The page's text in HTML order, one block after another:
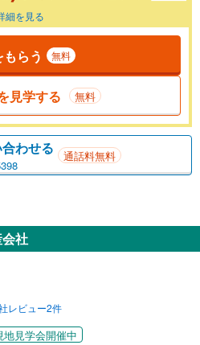
細を見る
らう 無料
見学する 無料
わせる 通話料無料
社
レビュー2件
地見学会開催中